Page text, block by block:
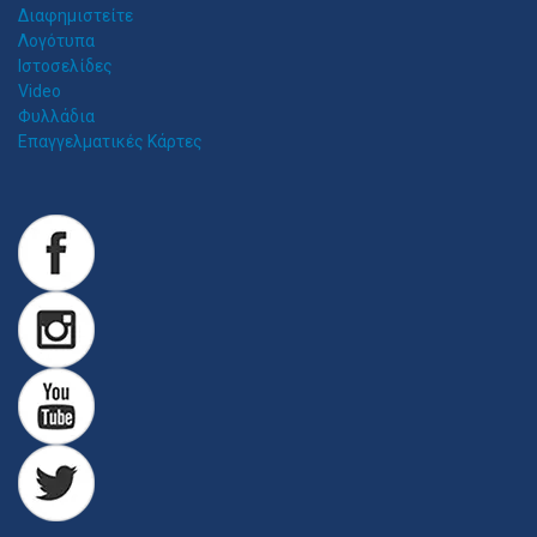
Διαφημιστείτε
Λογότυπα
Ιστοσελίδες
Video
Φυλλάδια
Επαγγελματικές Κάρτες